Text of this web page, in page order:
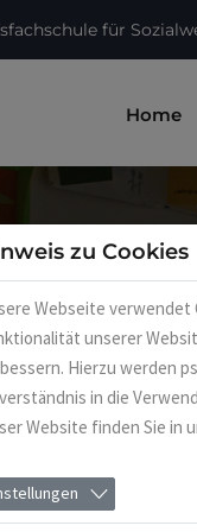
für
Home
zu Cookies
Webseite verwendet
unserer
Hierzu werden
in die
Website finden Sie in